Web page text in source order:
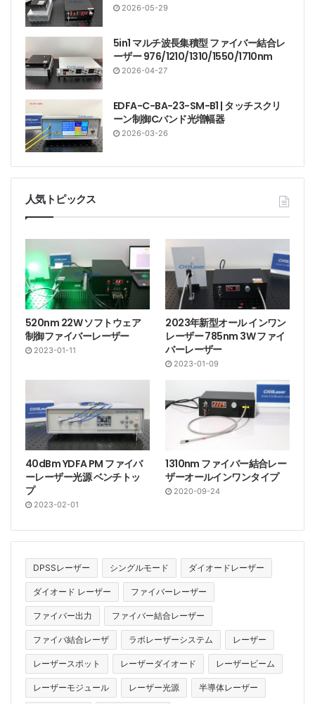
2026-05-29
5in1 マルチ波長集積型 ファイバー結合レ
ーザー 976/1210/1310/1550/1710nm
2026-04-27
EDFA-C-BA-23-SM-B1 | タッチスクリ
ーン制御Cバンド光増幅器
2026-03-26
人気トピックス
520nm 22W ソフトウェア
制御ファイバーレーザー
2023-01-11
2023年新型オール インワン
レーザー 785nm 3W ファイ
バーレーザー
2023-01-09
40dBm YDFA PM ファイバ
ーレーザー光源 ベンチトッ
プ
2023-02-01
1310nm ファイバー結合レー
ザーオールインワンタイプ
2020-09-24
DPSSレーザー シングルモード ダイオードレーザー
ダイオード レーザー ファイバーレーザー
ファイバー出力 ファイバー結合レーザー
ファイバ結合レーザ ラボレーザーシステム レーザー
レーザースポット レーザーダイオード レーザービーム
レーザーモジュール レーザー光源 半導体レーザー